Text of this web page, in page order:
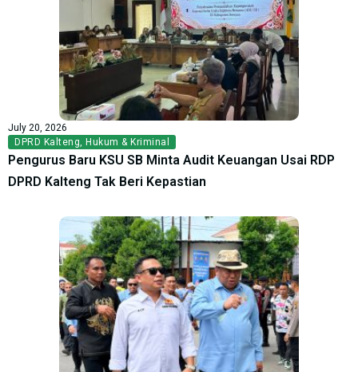
July 20, 2026
DPRD Kalteng, Hukum & Kriminal
Pengurus Baru KSU SB Minta Audit Keuangan Usai RDP
DPRD Kalteng Tak Beri Kepastian